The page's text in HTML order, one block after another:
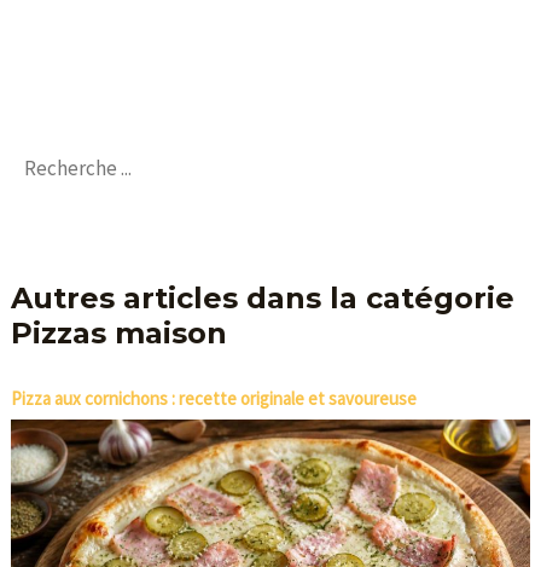
Autres articles dans la catégorie
Pizzas maison
Pizza aux cornichons : recette originale et savoureuse